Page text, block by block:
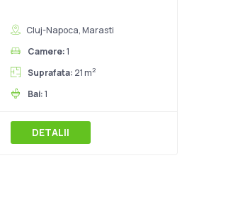
Cluj-Napoca, Marasti
Camere:1
Suprafata: 21 m2
Bai:1
DETALII